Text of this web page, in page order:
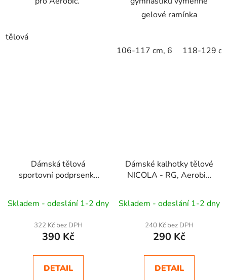
tělová
gelové ramínka
106-117 cm, 6 118-129
Dámská tělová
sportovní podprsenka
Aerobic, Dance
Skladem - odeslání 1-2 dny
322 Kč bez DPH
390 Kč
DETAIL
Dámské kalhotky tělové
NICOLA - RG, Aerobic,
Skladem - odeslání 1-2 dny
240 Kč bez DPH
290 Kč
DETAIL